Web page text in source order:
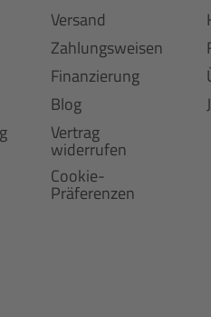
Versand
Zahlungsweisen
Finanzierung
Blog
Vertrag
widerrufen
Cookie-
Präferenzen